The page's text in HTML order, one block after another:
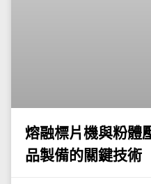
熔融標片機與粉體
品製備的關鍵技術